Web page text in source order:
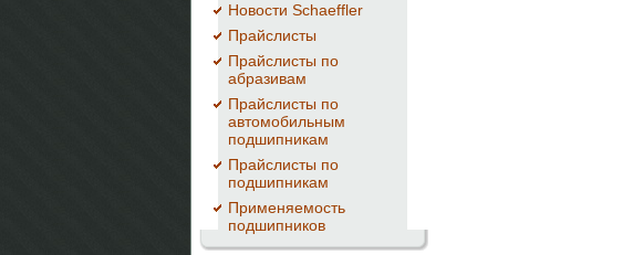
Новости Schaeffler
Прайслисты
Прайслисты по
абразивам
Прайслисты по
автомобильным
подшипникам
Прайслисты по
подшипникам
Применяемость
подшипников